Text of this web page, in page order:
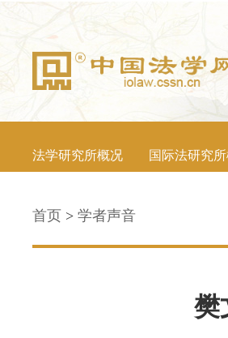
法学研究所概况 国际法研究
首页 > 学者声音
樊